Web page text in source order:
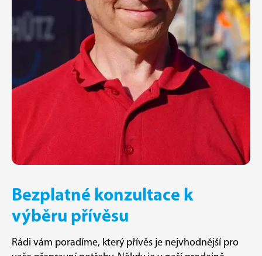
Bezplatné konzultace k
výběru přívěsu
Rádi vám poradíme, který přívěs je nejvhodnější pro